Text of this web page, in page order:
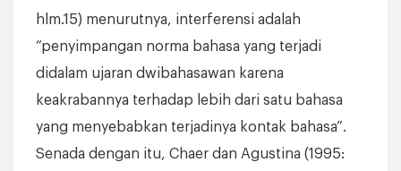
hlm.15) menurutnya, interferensi adalah
“penyimpangan norma bahasa yang terjadi
didalam ujaran dwibahasawan karena
keakrabannya terhadap lebih dari satu bahasa
yang menyebabkan terjadinya kontak bahasa”.
Senada dengan itu, Chaer dan Agustina (1995: